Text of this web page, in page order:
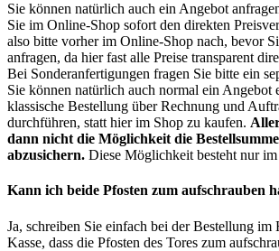
Sie können natürlich auch ein Angebot
Sie im Online-Shop sofort den direkten
also bitte vorher im Online-Shop nach, bevor
anfragen, da hier fast alle Preise transparent
Bei Sonderanfertigungen fragen Sie bitte ein
Sie können natürlich auch normal ein Angebot
klassische Bestellung über Rechnung und
durchführen, statt hier im Shop zu kaufen.
dann nicht die Möglichkeit die
abzusichern. Diese Möglichkeit besteht nur
Kann ich beide Pfosten zum aufschrauben
Ja, schreiben Sie einfach bei der Bestellung
Kasse, dass die Pfosten des Tores zum